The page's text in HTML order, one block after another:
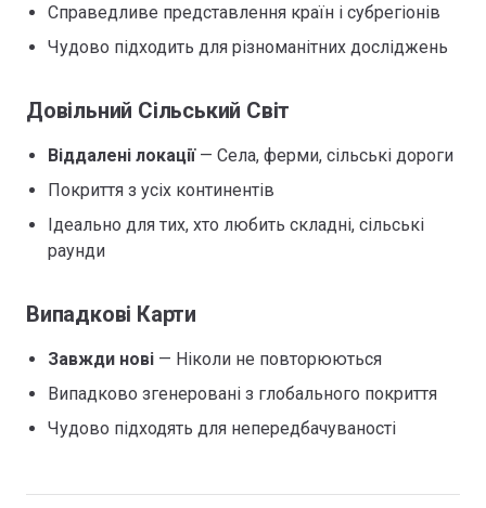
Справедливе представлення країн і субрегіонів
Чудово підходить для різноманітних досліджень
Довільний Сільський Світ
Віддалені локації— Села, ферми, сільські дороги
Покриття з усіх континентів
Ідеально для тих, хто любить складні, сільські
раунди
Випадкові Карти
Завжди нові — Ніколи не повторюються
Випадково згенеровані з глобального покриття
Чудово підходять для непередбачуваності